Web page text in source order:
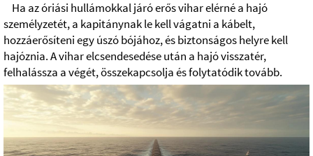
Ha az óriási hullámokkal járó erős vihar elérné a hajó
személyzetét, a kapitánynak le kell vágatni a kábelt,
hozzáerősíteni egy úszó bójához, és biztonságos helyre kell
hajóznia. A vihar elcsendesedése után a hajó visszatér,
felhalássza a végét, összekapcsolja és folytatódik tovább.